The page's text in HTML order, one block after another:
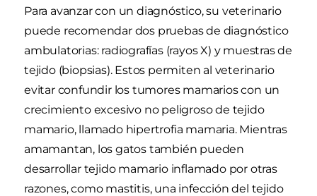
Para avanzar con un diagnóstico, su veterinario
puede recomendar dos pruebas de diagnóstico
ambulatorias: radiografías (rayos X) y muestras de
tejido (biopsias). Estos permiten al veterinario
evitar confundir los tumores mamarios con un
crecimiento excesivo no peligroso de tejido
mamario, llamado hipertrofia mamaria. Mientras
amamantan, los gatos también pueden
desarrollar tejido mamario inflamado por otras
razones, como mastitis, una infección del tejido